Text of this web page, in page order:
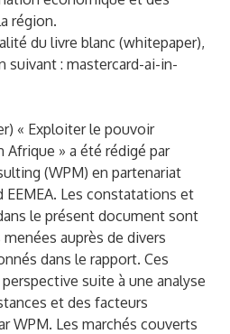
région.
du livre blanc (whitepaper),
suivant : mastercard-ai-in-
« Exploiter le pouvoir
» a été rédigé par
(WPM) en partenariat
EEMEA. Les constatations et
le présent document sont
auprès de divers
dans le rapport. Ces
suite à une analyse
et des facteurs
WPM. Les marchés couverts